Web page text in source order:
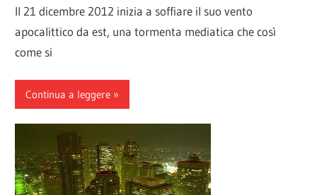
Il 21 dicembre 2012 inizia a soffiare il suo vento
apocalittico da est, una tormenta mediatica che così
come si
Continua a leggere